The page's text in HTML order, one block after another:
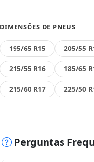
DIMENSÕES DE PNEUS
195/65 R15 205/55
215/55 R16 185/65
215/60 R17 225/50
Perguntas